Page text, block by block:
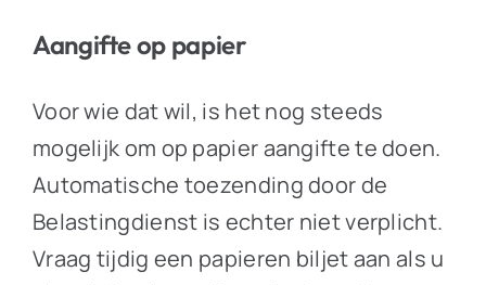
Aangifte op papier
Voor wie dat wil, is het nog steeds
mogelijk om op papier aangifte te doen.
Automatische toezending door de
Belastingdienst is echter niet verplicht.
Vraag tijdig een papieren biljet aan als u